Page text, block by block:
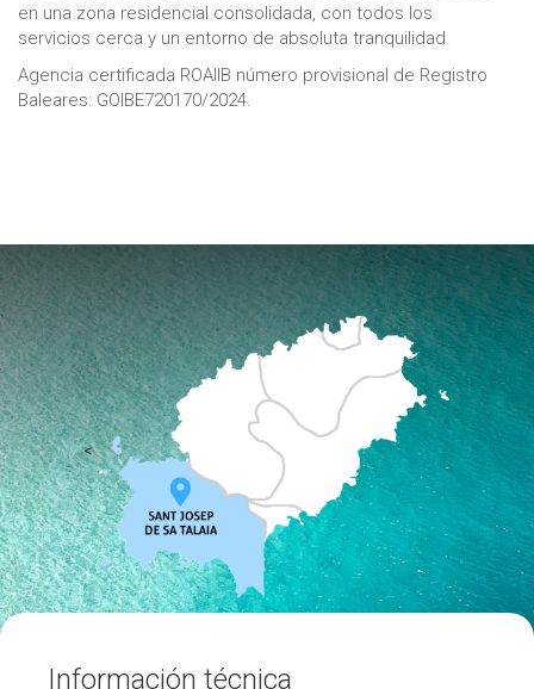
en una zona residencial consolidada, con todos los
servicios cerca y un entorno de absoluta tranquilidad.
Agencia certificada ROAIIB número provisional de Registro
Baleares: GOIBE720170/2024.
<
Información técnica